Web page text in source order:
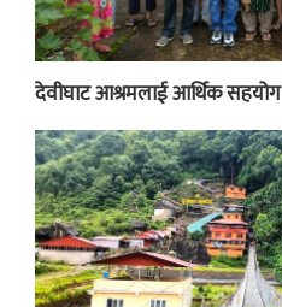
देवीघाट आश्रमलाई आर्थिक सहयोग